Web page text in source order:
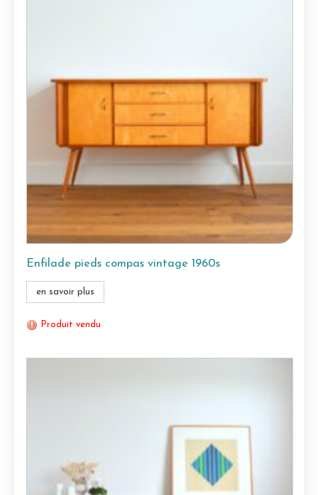
Enfilade pieds compas vintage 1960s
en savoir plus
Produit vendu